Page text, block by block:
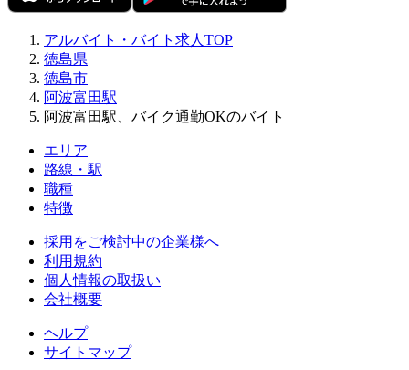
アルバイト・バイト求人TOP
徳島県
徳島市
阿波富田駅
阿波富田駅、バイク通勤OKのバイト
エリア
路線・駅
職種
特徴
採用をご検討中の企業様へ
利用規約
個人情報の取扱い
会社概要
ヘルプ
サイトマップ